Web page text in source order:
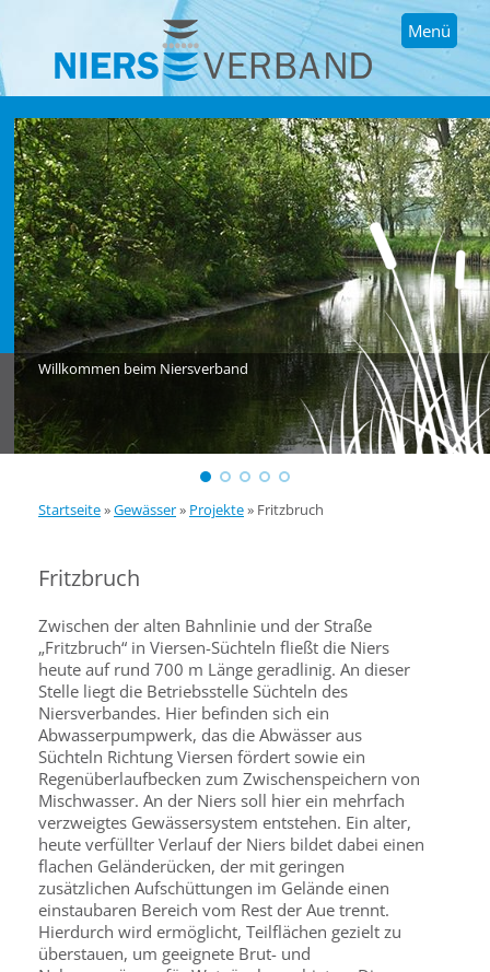
Menü
Willkommen beim Niersverband
Startseite»Gewässer» Projekte» Fritzbruch
Fritzbruch
Zwischen der alten Bahnlinie und der Straße
„Fritzbruch“ in Viersen-Süchteln fließt die Niers
heute auf rund 700 m Länge geradlinig. An dieser
Stelle liegt die Betriebsstelle Süchteln des
Niersverbandes. Hier befinden sich ein
Abwasserpumpwerk, das die Abwässer aus
Süchteln Richtung Viersen fördert sowie ein
Regenüberlaufbecken zum Zwischenspeichern von
Mischwasser. An der Niers soll hier ein mehrfach
verzweigtes Gewässersystem entstehen. Ein alter,
heute verfüllter Verlauf der Niers bildet dabei einen
flachen Geländerücken, der mit geringen
zusätzlichen Aufschüttungen im Gelände einen
einstaubaren Bereich vom Rest der Aue trennt.
Hierdurch wird ermöglicht, Teilflächen gezielt zu
überstauen, um geeignete Brut- und